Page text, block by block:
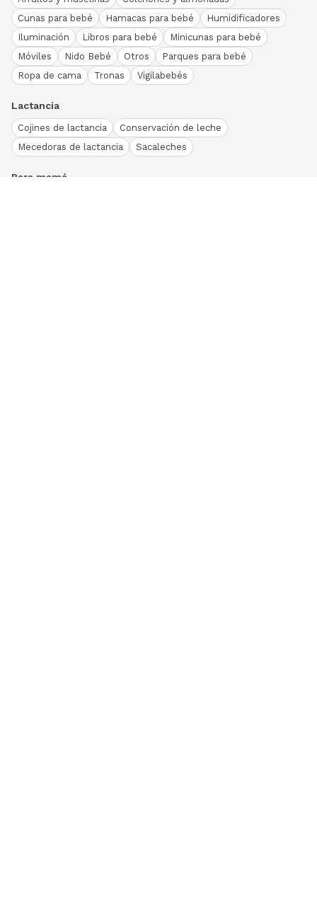
Cunas para bebé
Hamacas para bebé
Humidificadores
Iluminación
Libros para bebé
Minicunas para bebé
Móviles
Nido Bebé Otros
Parques para bebé
Ropa de cama
Tronas Vigilabebés
Lactancia
Cojines de lactancia
Conservación de leche
Mecedoras de lactancia
Sacaleches
Para mamá